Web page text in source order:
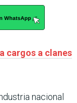
cargos a clanes
nacional